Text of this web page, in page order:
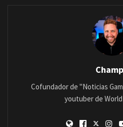
Cofundador de "Noticias
youtuber de